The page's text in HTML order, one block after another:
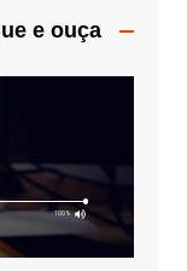
e ouça